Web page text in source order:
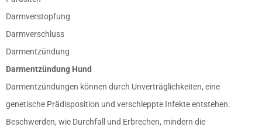
Darmverstopfung
Darmverschluss
Darmentzündung
Darmentzündung Hund
Darmentzündungen können durch Unverträglichkeiten, eine
genetische Prädisposition und verschleppte Infekte entstehen.
Beschwerden, wie Durchfall und Erbrechen, mindern die